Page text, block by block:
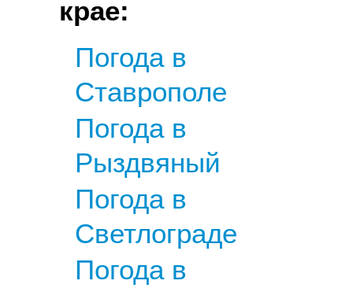
крае:
Погода в
Ставрополе
Погода в
Рыздвяный
Погода в
Светлограде
Погода в